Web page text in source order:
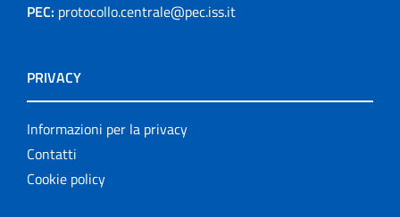
PEC: protocollo.centrale@pec.iss.it
PRIVACY
Informazioni per la privacy
Contatti
Cookie policy